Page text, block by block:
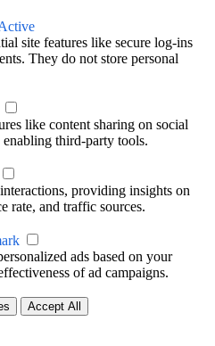
site features like secure log-ins
They do not store personal
like content sharing on social
third-party tools.
providing insights on
rate, and traffic sources.
ads based on your
of ad campaigns.
Accept All